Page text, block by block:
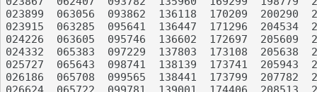
023899	063056	093862	136118	170209	200290	238966	284030	326877	365249
023915	063285	095641	136447	171296	204534	239621	284360	327996	365410
024226	063605	095746	136602	172697	205609	240961	284384	328463	366872
024332	065383	097229	137803	173108	205638	241077	284579	329635	367028
025727	065643	098741	138139	173741	205943	241126	285978	331214	368234
026186	065708	099565	138441	173799	207782	241280	286968	334045	368693